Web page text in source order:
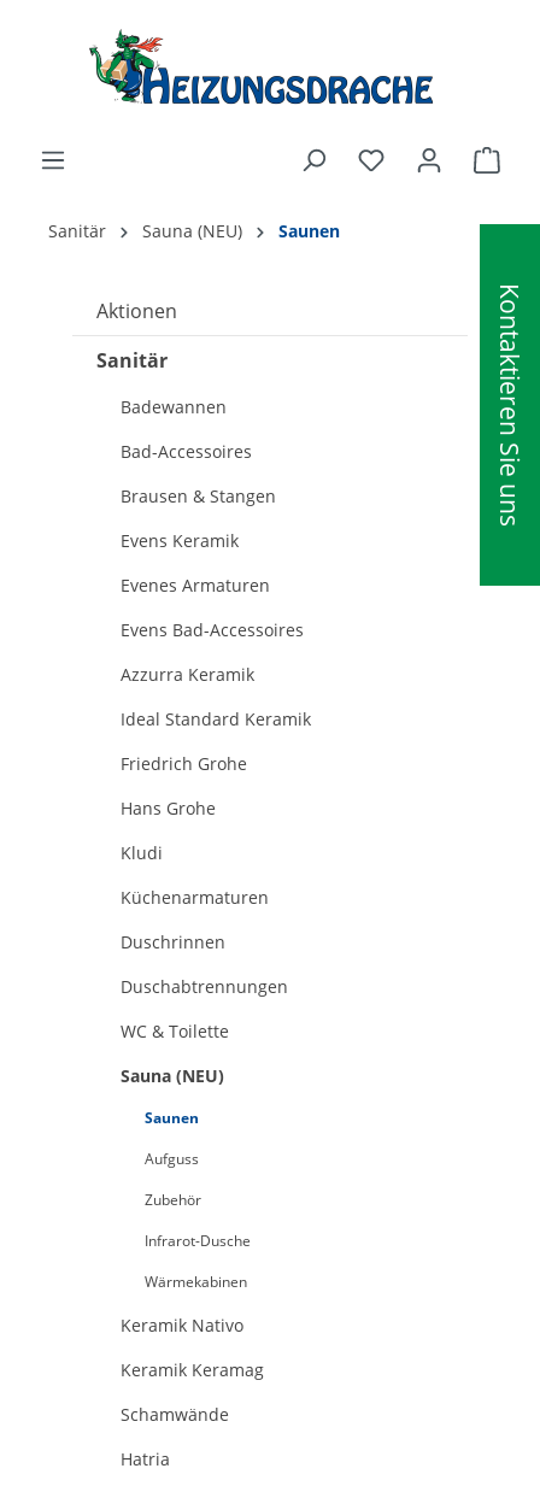
Kontaktieren Sie uns
Sanitär Sauna (NEU) Saunen
Aktionen
Sanitär
Badewannen
Bad-Accessoires
Brausen & Stangen
Evens Keramik
Evenes Armaturen
Evens Bad-Accessoires
Azzurra Keramik
Ideal Standard Keramik
Friedrich Grohe
Hans Grohe
Kludi
Küchenarmaturen
Duschrinnen
Duschabtrennungen
WC & Toilette
Sauna (NEU)
Saunen
Aufguss
Zubehör
Infrarot-Dusche
Wärmekabinen
Keramik Nativo
Keramik Keramag
Schamwände
Hatria